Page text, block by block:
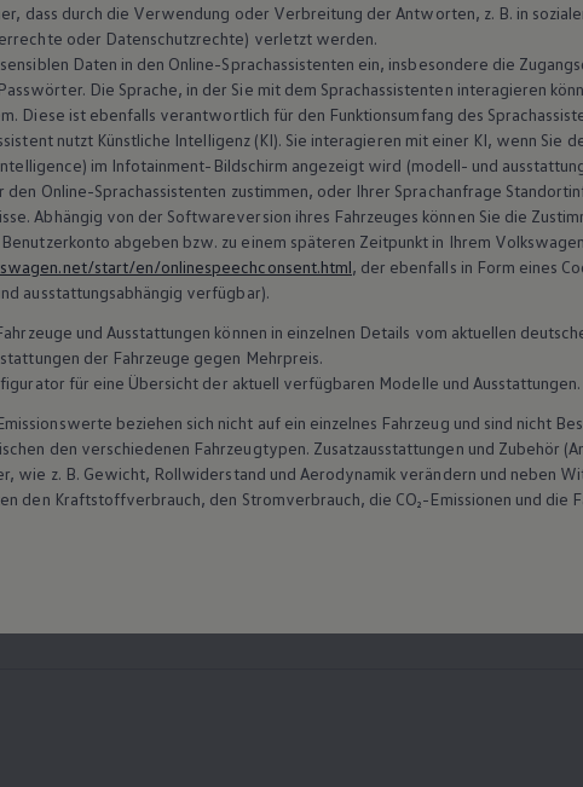
dass durch die Verwendung oder Verbreitung der Antworten, z. B. in
oder Datenschutzrechte) verletzt werden.
Daten in den Online-Sprachassistenten ein, insbesondere die
Die Sprache, in der Sie mit dem Sprachassistenten interagieren
Diese ist ebenfalls verantwortlich für den Funktionsumfang des
nutzt Künstliche Intelligenz (KI). Sie interagieren mit einer KI, wenn Sie
im Infotainment-Bildschirm angezeigt wird (modell- und
Online-Sprachassistenten zustimmen, oder Ihrer Sprachanfrage
Abhängig von der Softwareversion ihres Fahrzeuges können Sie die
Benutzerkonto abgeben bzw. zu einem späteren Zeitpunkt in Ihrem Volkswagen
start/en/onlinespeechconsent.html, der ebenfalls in Form eines
ausstattungsabhängig verfügbar).
und Ausstattungen können in einzelnen Details vom aktuellen
der Fahrzeuge gegen Mehrpreis.
für eine Übersicht der aktuell verfügbaren Modelle und Ausstattungen.
beziehen sich nicht auf ein einzelnes Fahrzeug und sind nicht
den verschiedenen Fahrzeugtypen. Zusatzausstattungen und Zubehör
wie z. B. Gewicht, Rollwiderstand und Aerodynamik verändern und neben
den Kraftstoffverbrauch, den Stromverbrauch, die CO₂-Emissionen und die